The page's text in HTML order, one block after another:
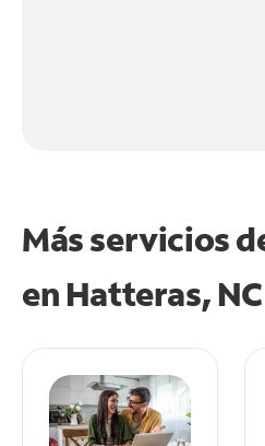
Más servicios
en Hatteras, NC